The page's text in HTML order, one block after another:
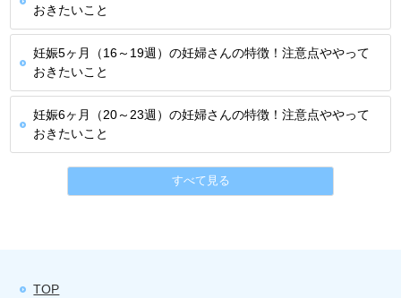
おきたいこと
妊娠5ヶ月（16～19週）の妊婦さんの特徴！注意点ややって
おきたいこと
妊娠6ヶ月（20～23週）の妊婦さんの特徴！注意点ややって
おきたいこと
すべて見る
TOP